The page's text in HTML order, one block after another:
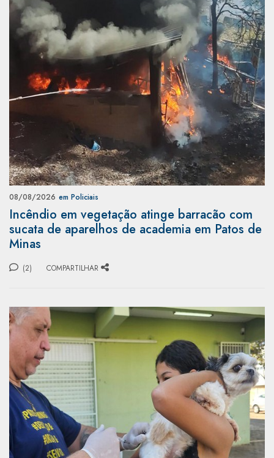
08/08/2026 em Policiais
Incêndio em vegetação atinge barracão com
sucata de aparelhos de academia em Patos de
Minas
(2) COMPARTILHAR